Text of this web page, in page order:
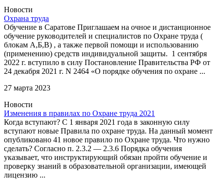
Новости
Охрана труда
Обучение в Саратове Приглашаем на очное и дистанционное
обучение руководителей и специалистов по Охране труда (
блокам А,Б,В) , а также первой помощи и использованию
(применению) средств индивидуальной защиты. 1 сентября
2022 г. вступило в силу Постановление Правительства РФ от
24 декабря 2021 г. N 2464 «О порядке обучения по охране ...
27 марта 2023
Новости
Изменения в правилах по Охране труда 2021
Когда вступают? С 1 января 2021 года в законную силу
вступают новые Правила по охране труда. На данный момент
опубликовано 41 новое правило по Охране труда. Что нужно
сделать? Согласно п. 2.3.2 — 2.3.6 Порядка обучения
указывает, что инструктирующий обязан пройти обучение и
проверку знаний в образовательной организации, имеющей
лицензию ...